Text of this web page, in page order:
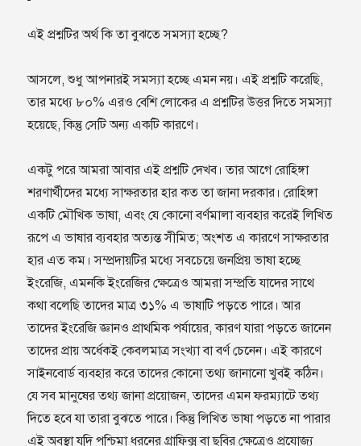
এই প্রশ্নটির অর্থ কি তা বুঝতে সমস‍্যা হচ্ছে?
আসলে, শুধু আপনারই সমস‍্যা হচ্ছে এমন নয়। এই প্রশ্নটি করেছি,
তার মধ‍্যে ৮০% এরও বেশি লোকের এ প্রশ্নটির উত্তর দিতে সমস‍্যা
হয়েছে, কিন্তু সেটি অন‍্য একটি কারণে।
একটু পরে আমরা আবার এই প্রশ্নটি দেখব। তার আগে রোহিঙ্গা
শরণার্থীদের মধ‍্যে সাক্ষরতার হার কত তা জানা দরকার। রোহিঙ্গা
একটি মৌখিক ভাষা, এবং যে কোনো বর্ণমালা ব‍্যবহার করেই লিখিত
রূপে এ ভাষার ব‍্যবহার অত‍্যন্ত সীমিত; অংশত এ কারণে সাক্ষরতার
হার এত কম। সম্প্রদায়টির মধ‍্যে সবচেয়ে জনপ্রিয় ভাষা হচ্ছে
ইংরেজি, এমনকি ইংরেজির ক্ষেত্রেও আমরা সম্প্রতি যাদের সাথে
কথা বলেছি তাদের মাত্র ৩১% এ ভাষাটি পড়তে পারে। আর
তাদের ইংরেজি জ্ঞানও প্রাথমিক পর্যায়ের, কারণ যারা পড়তে জানেন
তাদের প্রায় অর্ধেকই কেবলমাত্র সংখ‍্যা বা বর্ণ চেনেন। এই কারণে
সাইনবোর্ড ব‍্যবহার করে তাদের কোনো তথ‍্য জানানো খুবই কঠিন।
যে সব মানুষের তথ‍্য জানা প্রয়োজন, তাদের এমন ফরম‍্যাটে তথ‍্য
দিতে হবে যা তারা বুঝতে পারে। কিন্তু লিখিত ভাষা পড়তে না পারার
এই অবস্থা যদি পশ্চিমা ধরনের গ্রাফিক্স বা ছবির ক্ষেত্রেও প্রযোজ‍্য